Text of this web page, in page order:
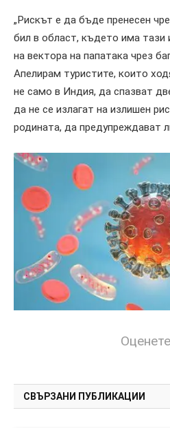
„Рискът е да бъде пренесен
бил в област, където има тази
на вектора на папатака чрез
Апелирам туристите, които
не само в Индия, да спазват
да не се излагат на излишен
родината, да предупреждават
СВЪРЗАНИ ПУБЛИКАЦИИ